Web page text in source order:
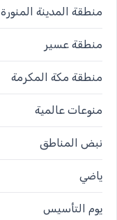
منطقة المدينة المنورة
منطقة عسير
منطقة مكة المكرمة
منوعات عالمية
نبض المناطق
ياضي
يوم التأسيس